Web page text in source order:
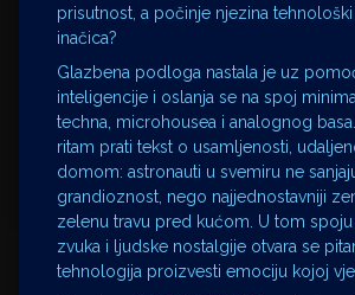
prisutnost, a počinje njezina
inačica?
Glazbena podloga nastala je uz
inteligencije i oslanja se na spoj
techna, microhousea i analognog
ritam prati tekst o usamljenosti,
domom: astronauti u svemiru ne
grandioznost, nego najjednostavniji
zelenu travu pred kućom. U tom
zvuka i ljudske nostalgije otvara se
tehnologija proizvesti emociju kojoj